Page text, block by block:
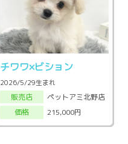
チワワ×ビション
2026/5/29生まれ
販売店
ペットアミ北野店
価格
215,000円